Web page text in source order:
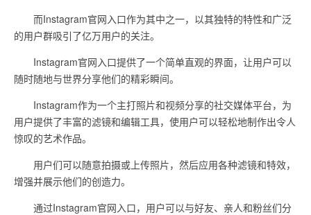
而Instagram官网入口作为其中之一，以其独特的特性和广泛
的用户群吸引了亿万用户的关注。
Instagram官网入口提供了一个简单直观的界面，让用户可以
随时随地与世界分享他们的精彩瞬间。
Instagram作为一个主打照片和视频分享的社交媒体平台，为
用户提供了丰富的滤镜和编辑工具，使用户可以轻松地制作出令人
惊叹的艺术作品。
用户们可以随意拍摄或上传照片，然后应用各种滤镜和特效，
增强并展示他们的创造力。
通过Instagram官网入口，用户可以与好友、亲人和粉丝们分